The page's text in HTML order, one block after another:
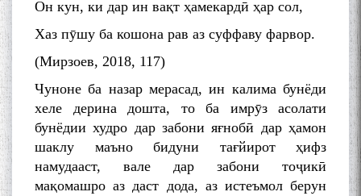
Он кун, ки дар ин вақт ҳамекардӣ ҳар сол,
Хаз пӯшу ба кошона рав аз суффаву фарвор.
(Мирзоев, 2018, 117)
Чуноне ба назар мерасад, ин калима бунёди
хеле дерина дошта, то ба имрӯз асолати
бунёдии худро дар забони яғнобӣ дар ҳамон
шаклу маъно бидуни тағйирот ҳифз
намудааст, вале дар забони тоҷикӣ
мақомашро аз даст дода, аз истеъмол берун